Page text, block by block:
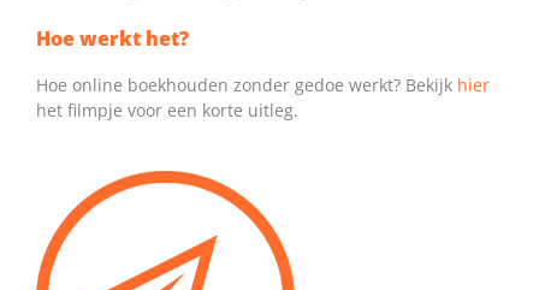
Hoe werkt het?
Hoe online boekhouden zonder gedoe werkt? Bekijk hier
het filmpje voor een korte uitleg.